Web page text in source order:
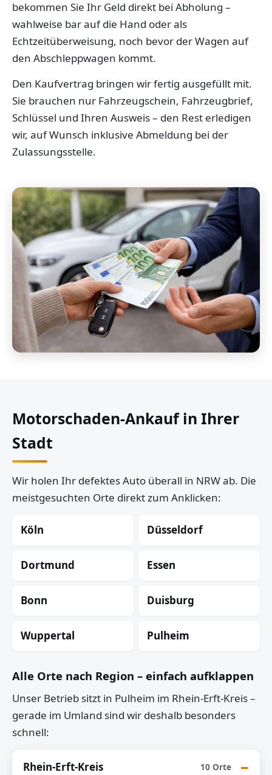
bekommen Sie Ihr Geld direkt bei Abholung –
wahlweise bar auf die Hand oder als
Echtzeitüberweisung, noch bevor der Wagen auf
den Abschleppwagen kommt.
Den Kaufvertrag bringen wir fertig ausgefüllt mit.
Sie brauchen nur Fahrzeugschein, Fahrzeugbrief,
Schlüssel und Ihren Ausweis – den Rest erledigen
wir, auf Wunsch inklusive Abmeldung bei der
Zulassungsstelle.
Motorschaden-Ankauf in Ihrer
Stadt
Wir holen Ihr defektes Auto überall in NRW ab. Die
meistgesuchten Orte direkt zum Anklicken:
Köln Düsseldorf
Dortmund Essen
Bonn Duisburg
Wuppertal Pulheim
Alle Orte nach Region – einfach aufklappen
Unser Betrieb sitzt in Pulheim im Rhein-Erft-Kreis –
gerade im Umland sind wir deshalb besonders
schnell:
Rhein-Erft-Kreis 10 Orte